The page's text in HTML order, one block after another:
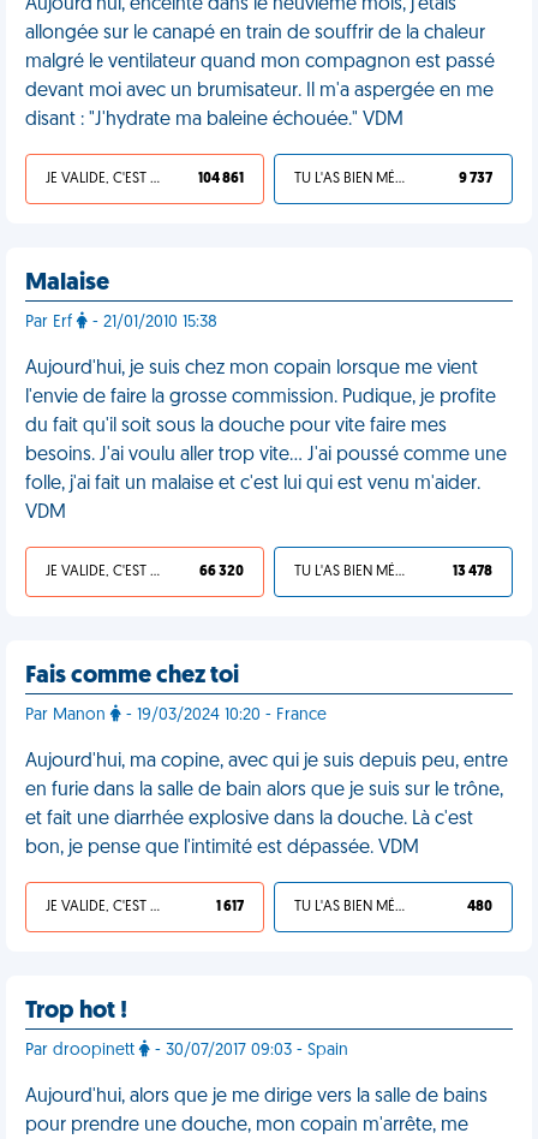
Aujourd'hui, enceinte dans le neuvième mois, j'étais
allongée sur le canapé en train de souffrir de la chaleur
malgré le ventilateur quand mon compagnon est passé
devant moi avec un brumisateur. Il m'a aspergée en me
disant : "J'hydrate ma baleine échouée." VDM
JE VALIDE, C'EST UNE VDM 104 861 TU L'AS BIEN MÉRITÉ 9 737
Malaise
Par Erf - 21/01/2010 15:38
Aujourd'hui, je suis chez mon copain lorsque me vient
l'envie de faire la grosse commission. Pudique, je profite
du fait qu'il soit sous la douche pour vite faire mes
besoins. J'ai voulu aller trop vite… J'ai poussé comme une
folle, j'ai fait un malaise et c'est lui qui est venu m'aider.
VDM
JE VALIDE, C'EST UNE VDM 66 320 TU L'AS BIEN MÉRITÉ 13 478
Fais comme chez toi
Par Manon - 19/03/2024 10:20 - France
Aujourd'hui, ma copine, avec qui je suis depuis peu, entre
en furie dans la salle de bain alors que je suis sur le trône,
et fait une diarrhée explosive dans la douche. Là c'est
bon, je pense que l'intimité est dépassée. VDM
JE VALIDE, C'EST UNE VDM 1 617 TU L'AS BIEN MÉRITÉ 480
Trop hot !
Par droopinett - 30/07/2017 09:03 - Spain
Aujourd'hui, alors que je me dirige vers la salle de bains
pour prendre une douche, mon copain m'arrête, me